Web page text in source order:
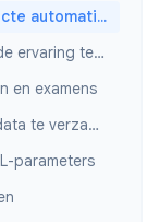
1. Schakel de quizmodus in voor directe automatische beoordeling
2. Gebruik voorwaardelijke logica om de ervaring te personaliseren
en examens
4. Valideer antwoorden om schonere data te verzamelen
parameters